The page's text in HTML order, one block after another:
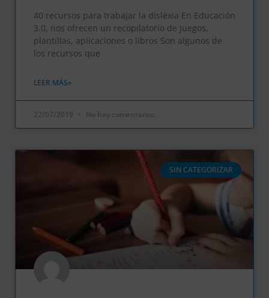
40 recursos para trabajar la dislèxia En Educación
3.0, nos ofrecen un recopilatorio de Juegos,
plantillas, aplicaciones o libros Son algunos de
los recursos que
LEER MÁS»
22/07/2019 No hay comentarios
SIN CATEGORIZAR